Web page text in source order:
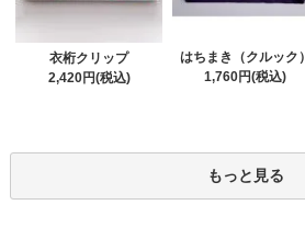
衣桁クリップ
2,420円(税込)
はちまき（クルック）
1,760円(税込)
もっと見る